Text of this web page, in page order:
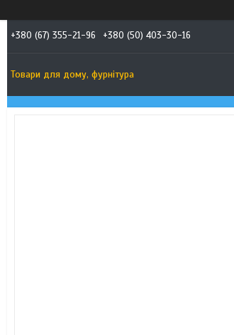
+380 (67) 355-21-96 +380 (50) 403-30-16
Товари для дому, фурнітура